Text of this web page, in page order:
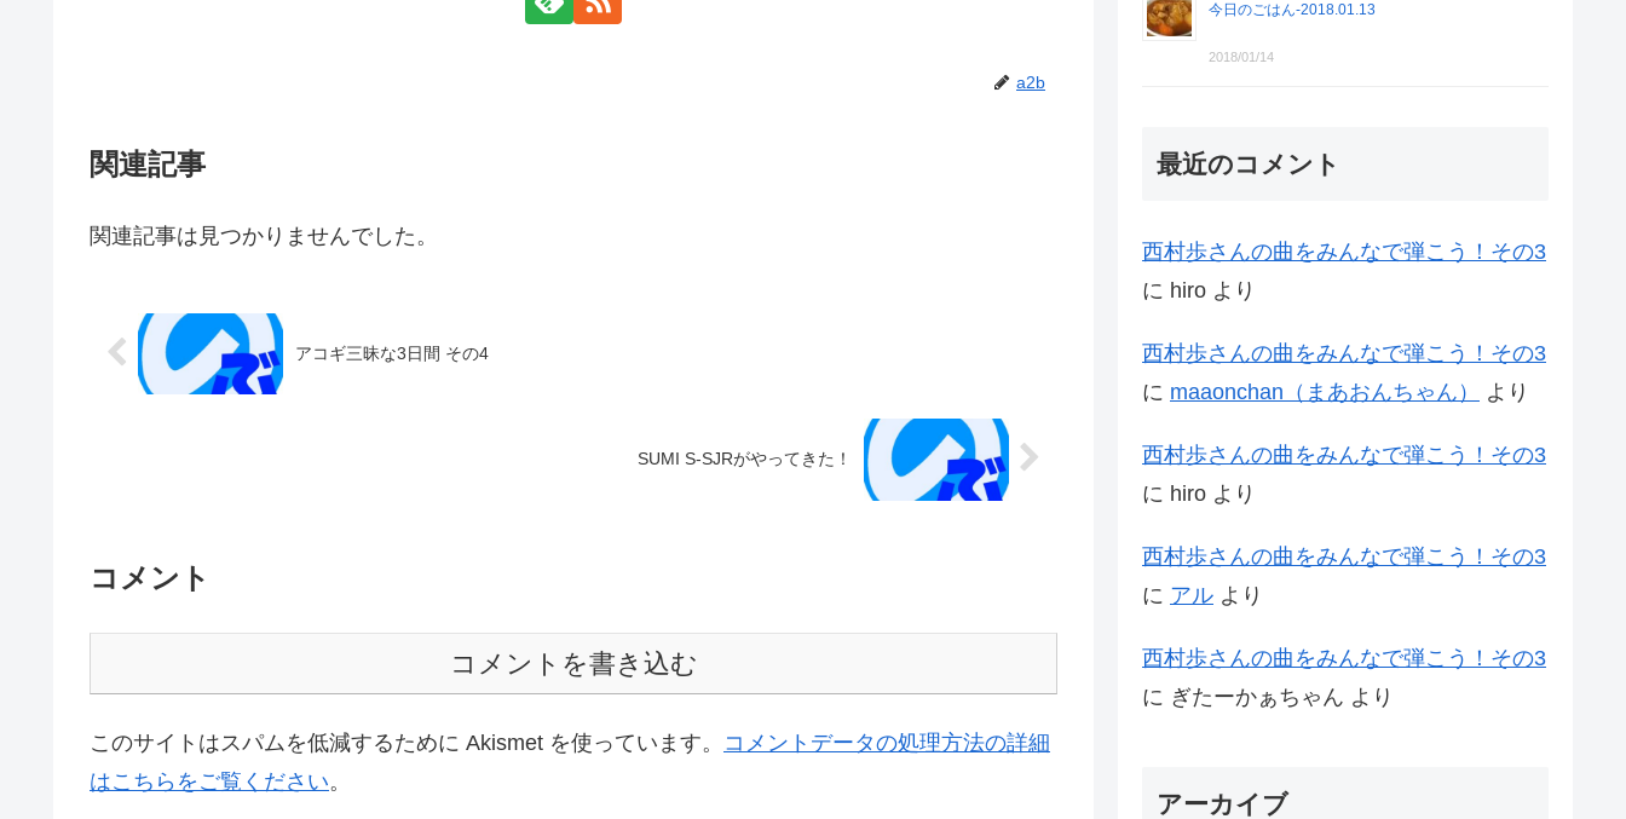
a2b
関連記事
関連記事は見つかりませんでした。
アコギ三昧な3日間 その4
SUMI S-SJRがやってきた！
コメント
コメントを書き込む
このサイトはスパムを低減するために Akismet を使っています。 コメントデータの処理方法の詳細
はこちらをご覧ください。
今日のごはん-2018.01.13
2018/01/14
最近のコメント
西村歩さんの曲をみんなで弾こう！その3
に hiro より
西村歩さんの曲をみんなで弾こう！その3
に maaonchan（まあおんちゃん） より
西村歩さんの曲をみんなで弾こう！その3
に hiro より
西村歩さんの曲をみんなで弾こう！その3
に アル より
西村歩さんの曲をみんなで弾こう！その3
に ぎたーかぁちゃん より
アーカイブ